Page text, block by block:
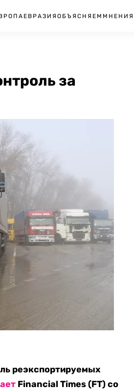
ЕВРАЗИЯ ОБЪЯСНЯЕМ МНЕНИЯ
за
реэкспортируемых
Financial Times (FT) со